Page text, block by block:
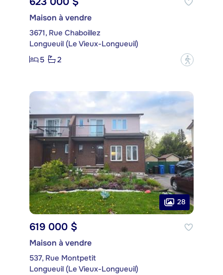
Maison à vendre
3671, Rue Chaboillez
Longueuil (Le Vieux-Longueuil)
5
2 ?
28
619 000 $
Maison à vendre
537, Rue Montpetit
Longueuil (Le Vieux-Longueuil)